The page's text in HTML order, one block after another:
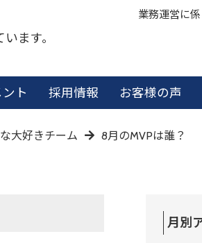
業務運営に
ます。
ト 採用情報 お客様の声
大好きチーム 8月のMVPは誰？
月別